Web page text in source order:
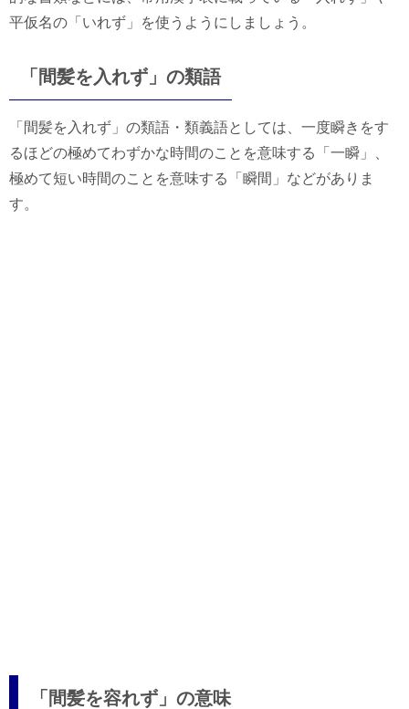
平仮名の「いれず」を使うようにしましょう。
「間髪を入れず」の類語
「間髪を入れず」の類語・類義語としては、一度瞬きをす
るほどの極めてわずかな時間のことを意味する「一瞬」、
極めて短い時間のことを意味する「瞬間」などがありま
す。
「間髪を容れず」の意味